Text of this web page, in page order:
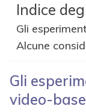
Indice
Gli
Alcune
Gli
video-